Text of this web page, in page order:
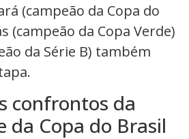
(campeão da Copa do
(campeão da Copa Verde)
da Série B) também
confrontos da
da Copa do Brasil